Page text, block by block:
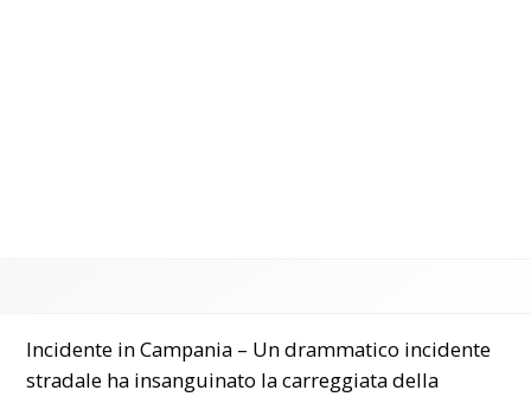
Incidente in Campania – Un drammatico incidente
stradale ha insanguinato la carreggiata della